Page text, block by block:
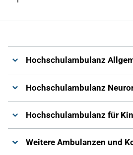
Zuweisende
Über uns
Anreise
Hochschulambulanz
Hochschulambulanz
Hochschulambulanz für
Weitere Ambulanzen und